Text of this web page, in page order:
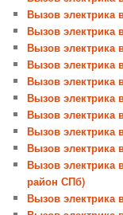
Вызов электрика
Вызов электрика
Вызов электрика
Вызов электрика
Вызов электрика
Вызов электрика
Вызов электрика
Вызов электрика
Вызов электрика
Вызов электрика
район СПб)
Вызов электрика